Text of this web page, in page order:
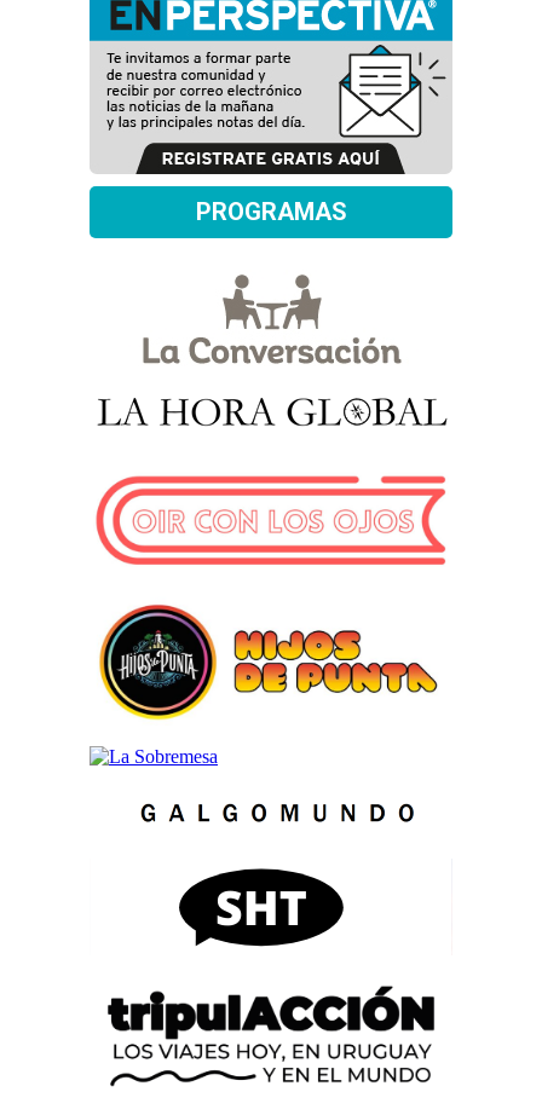
PROGRAMAS